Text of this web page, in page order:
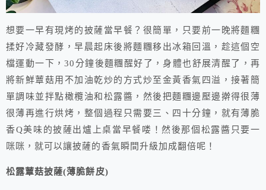
想要一早有現烤的披薩當早餐？很簡單，只要前一晚將麵糰
揉好冷藏發酵，早晨起床後將麵糰移出冰箱回溫，趁這個空
檔運動一下，30分鐘後麵糰醒好了，身體也舒展清醒了，再
將新鮮蕈菇用不加油乾炒的方式炒至金黃香氣四溢，接著簡
單調味並拌點橄欖油和松露醬，然後把麵糰邊壓邊擀得很薄
很薄再進行烘烤，整個過程只需要三、四十分鐘，就有薄脆
香Q美味的披薩出爐上桌當早餐喽！然後那個松露醬只要一
咪咪，就可以讓披薩的香氣瞬間升級加成翻倍呢！
松露蕈菇披薩(薄脆餅皮)